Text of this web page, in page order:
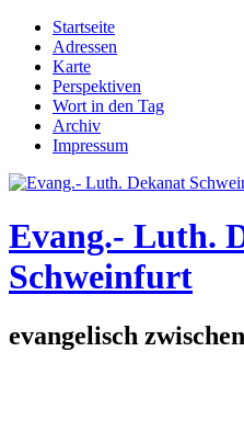
Direkt zum Inhalt
Hauptmenü
Startseite
Adressen
Karte
Perspektiven
Wort in den Tag
Archiv
Impressum
Evang.- Luth.
Schweinfurt
evangelisch